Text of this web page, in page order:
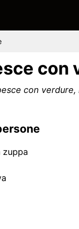
con
con
zuppa